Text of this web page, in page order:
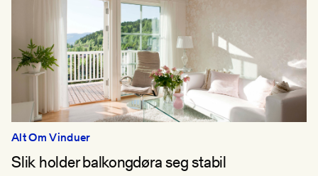
Alt Om Vinduer
Slik holder balkongdøra seg stabil